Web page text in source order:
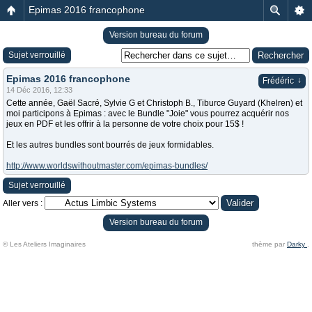
Epimas 2016 francophone
Version bureau du forum
Sujet verrouillé
Frédéric ↓
Epimas 2016 francophone
14 Déc 2016, 12:33
Cette année, Gaël Sacré, Sylvie G et Christoph B., Tiburce Guyard (Khelren) et
moi participons à Epimas : avec le Bundle "Joie" vous pourrez acquérir nos
jeux en PDF et les offrir à la personne de votre choix pour 15$ !
Et les autres bundles sont bourrés de jeux formidables.
http://www.worldswithoutmaster.com/epimas-bundles/
Sujet verrouillé
Aller vers :
Version bureau du forum
© Les Ateliers Imaginaires thème par Darky